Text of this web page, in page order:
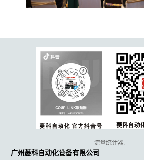
流量统计器:
广州菱科自动化设备有限公司